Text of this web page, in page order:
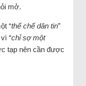
mở.
“thể chế dân tin”
“chỉ sợ một
tạp nên cần được